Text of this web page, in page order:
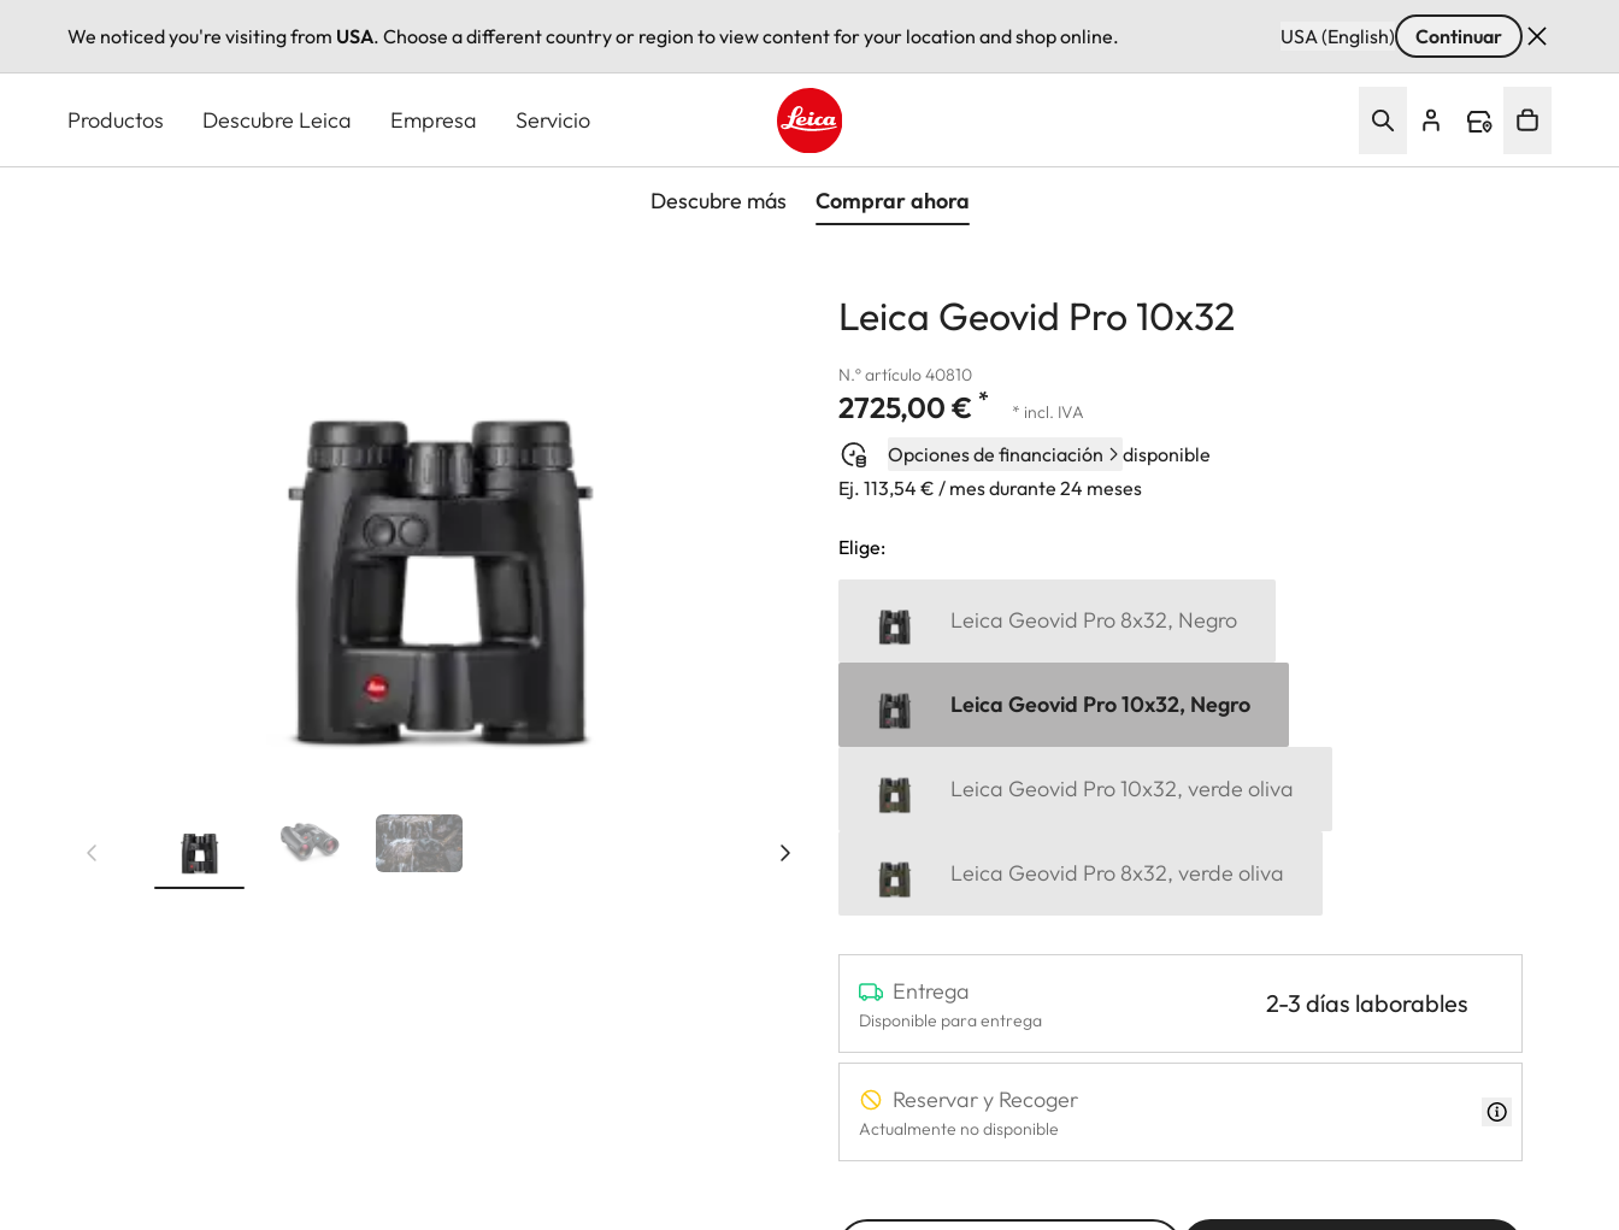
We noticed you're visiting from USA. Choose a different country or region to view content for your location and shop online. USA (English) Continuar
principal
Productos Descubre Leica Empresa Servicio
Leica logo - Home
Descubre más Comprar ahora
Leica Geovid Pro 10x32
N.º artículo 40810
2725,00 € * * incl. IVA
Opciones de financiación
disponible
Ej. 113,54 € / mes durante 24 meses
Elige:
Leica Geovid Pro 8x32, Negro
Leica Geovid Pro 10x32, Negro
Leica Geovid Pro 10x32, verde oliva
Leica Geovid Pro 8x32, verde oliva
Entrega
Disponible para entrega
2-3 días laborables
Reservar y Recoger
Actualmente no disponible